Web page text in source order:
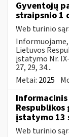
Gyventojų
straipsnio 1
Web turinio
Informuojame,
Lietuvos
įstatymo Nr. IX-
27, 29, 34...
Metai: 2025
įstatymo 13
Web turinio